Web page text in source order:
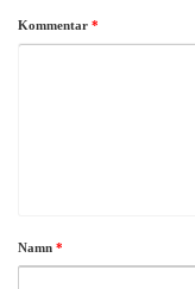
Kommentar *
Namn *